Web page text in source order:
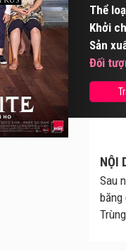
NỘI
Sau
băng
Thể
Khởi
Sản
Đối